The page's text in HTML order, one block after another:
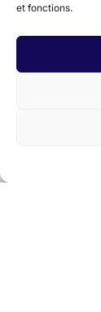
et fonctions.